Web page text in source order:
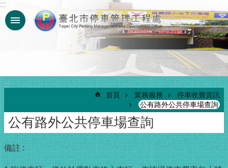
跳到主要內容區塊
:::
:::
首頁 業務服務
停車收費資訊
公有路外公共停車場查詢
公有路外公共停車場查詢
備註 :